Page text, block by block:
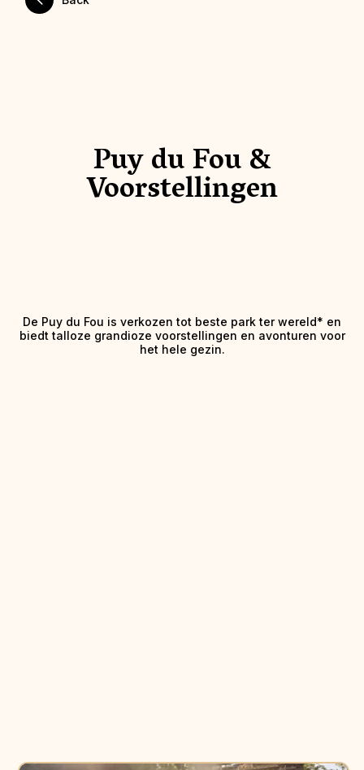
Puy du Fou &
Voorstellingen
De Puy du Fou is verkozen tot beste park ter wereld* en
biedt talloze grandioze voorstellingen en avonturen voor
het hele gezin.